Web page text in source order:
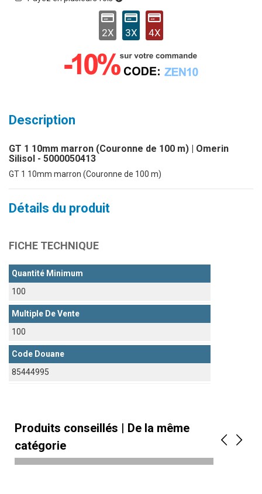
2X 3X 4X
Description
GT 1 10mm marron (Couronne de 100 m) | Omerin
Silisol - 5000050413
GT 1 10mm marron (Couronne de 100 m)
Détails du produit
FICHE TECHNIQUE
Quantité Minimum
100
Multiple De Vente
100
Code Douane
85444995
Produits conseillés | De la même
catégorie